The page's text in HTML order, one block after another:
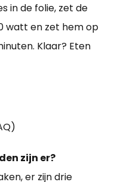
in de folie, zet de
watt en zet hem op
Klaar? Eten
zijn er?
er zijn drie